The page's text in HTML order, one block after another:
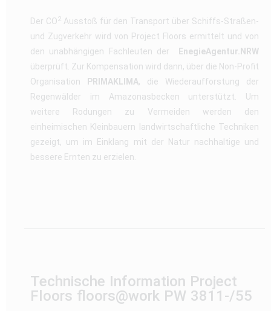
Der CO2Ausstoß für den Transport über Schiffs-Straßen-
und Zugverkehr wird von Project Floors ermittelt und von
den unabhängigen Fachleuten der
EnegieAgentur.NRW
überprüft. Zur Kompensation wird dann, über die Non-Profit
Organisation
PRIMAKLIMA, die Wiederaufforstung der
Regenwälder im Amazonasbecken unterstützt. Um
weitere Rodungen zu Vermeiden werden den
einheimischen Kleinbauern landwirtschaftliche Techniken
gezeigt, um im Einklang mit der Natur nachhaltige und
bessere Ernten zu erzielen.
Technische Information Project
Floors floors@work PW 3811-/55